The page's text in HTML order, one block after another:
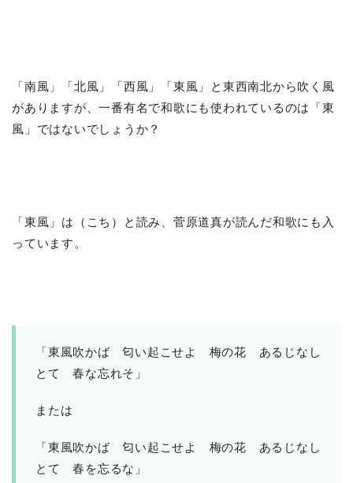
「南風」「北風」「西風」「東風」と東西南北から吹く風
がありますが、一番有名で和歌にも使われているのは「東
風」ではないでしょうか？
「東風」は（こち）と読み、菅原道真が読んだ和歌にも入
っています。
「東風吹かば 匂い起こせよ 梅の花 あるじなし
とて 春な忘れそ」
または
「東風吹かば 匂い起こせよ 梅の花 あるじなし
とて 春を忘るな」